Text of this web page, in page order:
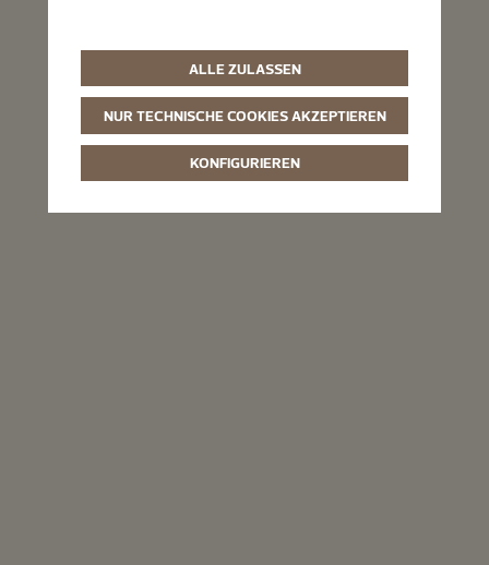
ALLE ZULASSEN
NUR TECHNISCHE COOKIES AKZEPTIEREN
KONFIGURIEREN